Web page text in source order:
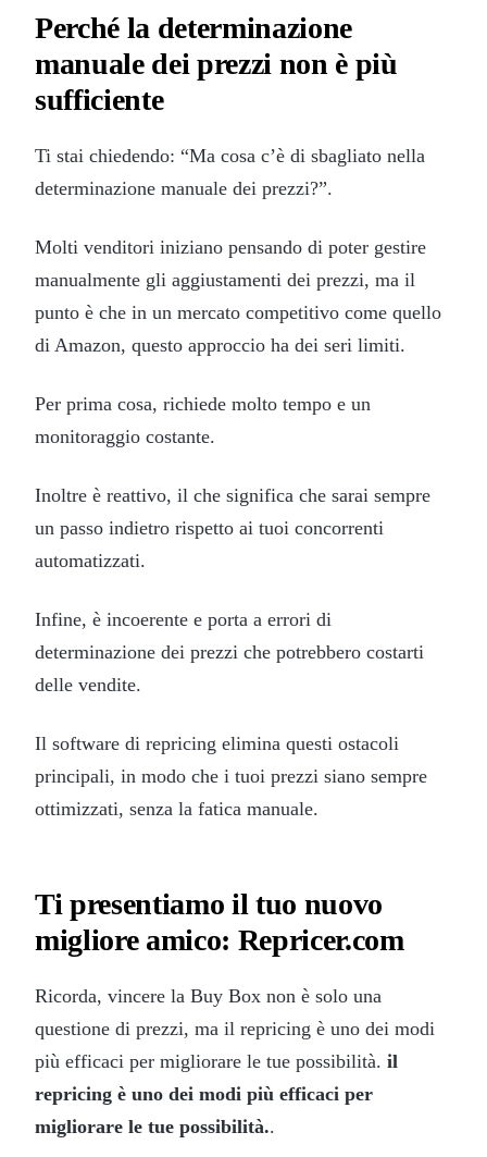
Perché la determinazione
manuale dei prezzi non è più
sufficiente
Ti stai chiedendo: “Ma cosa c’è di sbagliato nella
determinazione manuale dei prezzi?”.
Molti venditori iniziano pensando di poter gestire
manualmente gli aggiustamenti dei prezzi, ma il
punto è che in un mercato competitivo come quello
di Amazon, questo approccio ha dei seri limiti.
Per prima cosa, richiede molto tempo e un
monitoraggio costante.
Inoltre è reattivo, il che significa che sarai sempre
un passo indietro rispetto ai tuoi concorrenti
automatizzati.
Infine, è incoerente e porta a errori di
determinazione dei prezzi che potrebbero costarti
delle vendite.
Il software di repricing elimina questi ostacoli
principali, in modo che i tuoi prezzi siano sempre
ottimizzati, senza la fatica manuale.
Ti presentiamo il tuo nuovo
migliore amico: Repricer.com
Ricorda, vincere la Buy Box non è solo una
questione di prezzi, ma il repricing è uno dei modi
più efficaci per migliorare le tue possibilità. il
repricing è uno dei modi più efficaci per
migliorare le tue possibilità..